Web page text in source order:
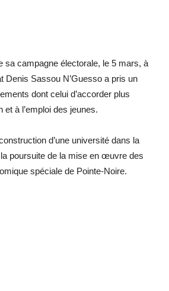
sa campagne électorale, le 5 mars, à
Denis Sassou N’Guesso a pris un
dont celui d’accorder plus
et à l’emploi des jeunes.
d’une université dans la
poursuite de la mise en œuvre des
spéciale de Pointe-Noire.